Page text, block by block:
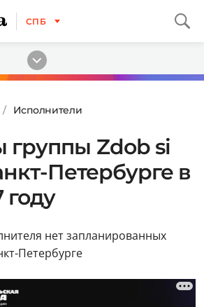
СПБ
Исполнители
группы Zdob si
Петербурге в
году
нет запланированных
Петербурге